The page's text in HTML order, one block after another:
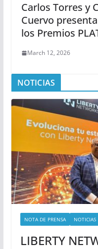
Carlos Torres y
Cuervo
los Premios
March 12, 2026
NOTICIAS
NOTA DE PRENSA NOTICIAS
LIBERTY